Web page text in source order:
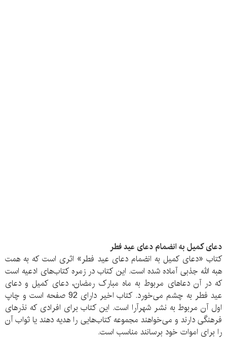
دعای کمیل به انضمام دعای عید فطر
کتاب «دعای کمیل به انضمام دعای عید فطر» اثری است که به همت
هبه الله جذبی آماده شده است. این کتاب در زمره کتاب‌های ادعیه است
که در آن دعاهای مربوط به ماه مبارک رمضان، دعای کمیل و دعای
عید فطر به چشم می‌خورد. کتاب اخیر دارای 92 صفحه است و چاپ
اول آن مربوط به نشر شهرآرا است. این کتاب برای افرادی که نذرهای
فرهنگی دارند و می‌خواهند مجموعه کتاب‌هایی را هدیه دهند یا ثواب آن
را برای اموات خود برسانند مناسب است.